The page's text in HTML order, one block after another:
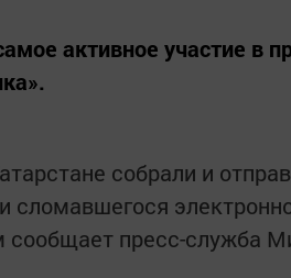
активное участие в
собрали и
сломавшегося
сообщает пресс-служба